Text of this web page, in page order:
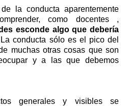
la conducta aparentemente
como docentes ,
esconde algo que debería
conducta sólo es el pico del
muchas otras cosas que son
y a las que debemos
generales y visibles se